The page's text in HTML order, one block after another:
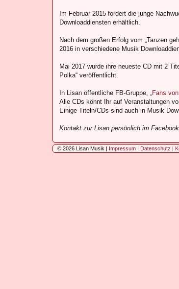
Im Februar 2015 fordert die junge
Downloaddiensten erhältlich.
Nach dem großen Erfolg vom „Tanzen
2016 in verschiedene Musik
Mai 2017 wurde ihre neueste CD mit 2
Polka“ veröffentlicht.
In Lisan öffentliche FB-Gruppe, „Fans
Alle CDs könnt Ihr auf Veranstaltungen
Einige Titeln/CDs sind auch in Musik
Kontakt zur Lisan persönlich im
© 2026 Lisan Musik | Impressum | Datenschutz |